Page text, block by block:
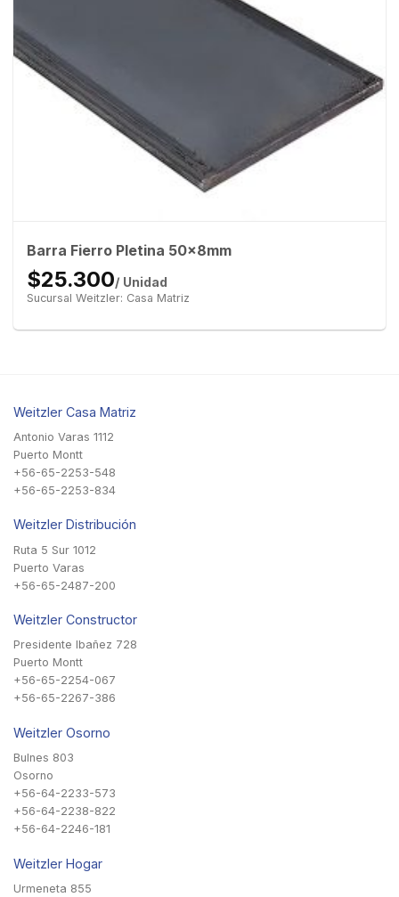
Barra Fierro Pletina 50x8mm
$25.300/ Unidad
Sucursal Weitzler: Casa Matriz
Weitzler Casa Matriz
Antonio Varas 1112
Puerto Montt
+56-65-2253-548
+56-65-2253-834
Weitzler Distribución
Ruta 5 Sur 1012
Puerto Varas
+56-65-2487-200
Weitzler Constructor
Presidente Ibañez 728
Puerto Montt
+56-65-2254-067
+56-65-2267-386
Weitzler Osorno
Bulnes 803
Osorno
+56-64-2233-573
+56-64-2238-822
+56-64-2246-181
Weitzler Hogar
Urmeneta 855